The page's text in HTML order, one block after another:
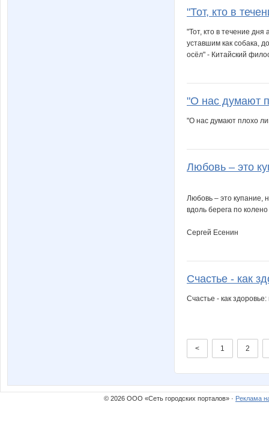
"Тот, кто в
"Тот, кто в течение дня
уставшим как собака,
осёл" - Китайский
"О нас думают
"О нас думают плохо
Любовь – это
Любовь – это купание,
вдоль берега по
Сергей Есенин
Счастье - как
Счастье - как
< 1 2
© 2026 ООО «Сеть городских порталов» · Реклама